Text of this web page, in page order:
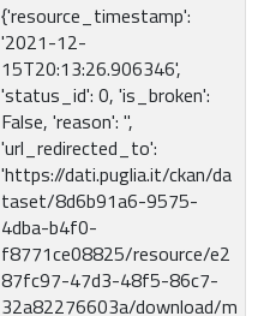
{'resource_timestamp':
'2021-12-
15T20:13:26.906346',
'status_id': 0, 'is_broken':
False, 'reason': '',
'url_redirected_to':
'https://dati.puglia.it/ckan/da
taset/8d6b91a6-9575-
4dba-b4f0-
f8771ce08825/resource/e2
87fc97-47d3-48f5-86c7-
32a82276603a/download/m